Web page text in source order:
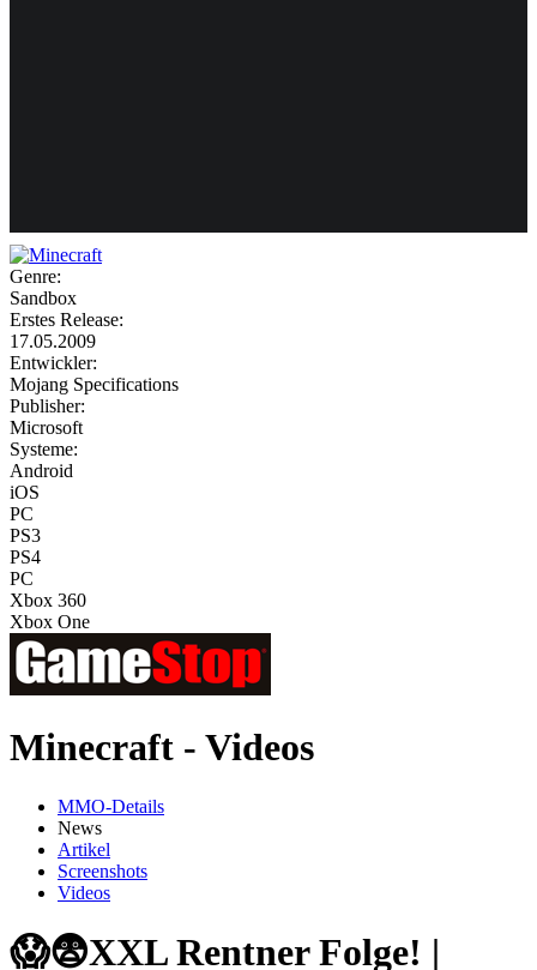
Genre:
Sandbox
Erstes Release:
17.05.2009
Entwickler:
Mojang Specifications
Publisher:
Microsoft
Systeme:
Android
iOS
PC
PS3
PS4
PC
Xbox 360
Xbox One
Minecraft - Videos
MMO-Details
News
Artikel
Screenshots
Videos
😱😨XXL Rentner Folge! |